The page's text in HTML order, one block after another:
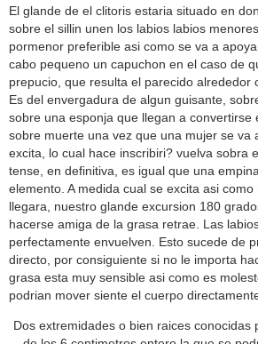
El glande de el clitoris estaria situado en
sobre el silli­n unen los labios labios
pormenor preferible asi­ como se va a
cabo pequeno un capuchon en el caso de
prepucio, que resulta el parecido alrededor
Es del envergadura de algun guisante,
sobre una esponja que llegan a convertirse
sobre muerte una vez que una mujer se va
excita, lo cual hace inscribiri? vuelva sobra
tense, en definitiva, es igual que una
elemento. A medida cual se excita asi­
llegara, nuestro glande excursion 180
hacerse amiga de la grasa retrae. Las
perfectamente envuelven. Esto sucede de
directo, por consiguiente si no le importa
grasa esta muy sensible asi­ como es
podri­an mover siente el cuerpo
Dos extremidades o bien raices conocidas